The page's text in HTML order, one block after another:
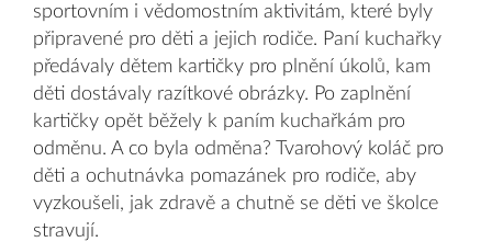
sportovním i vědomostním aktivitám, které byly
připravené pro děti a jejich rodiče. Paní kuchařky
předávaly dětem kartičky pro plnění úkolů, kam
děti dostávaly razítkové obrázky. Po zaplnění
kartičky opět běžely k paním kuchařkám pro
odměnu. A co byla odměna? Tvarohový koláč pro
děti a ochutnávka pomazánek pro rodiče, aby
vyzkoušeli, jak zdravě a chutně se děti ve školce
stravují.